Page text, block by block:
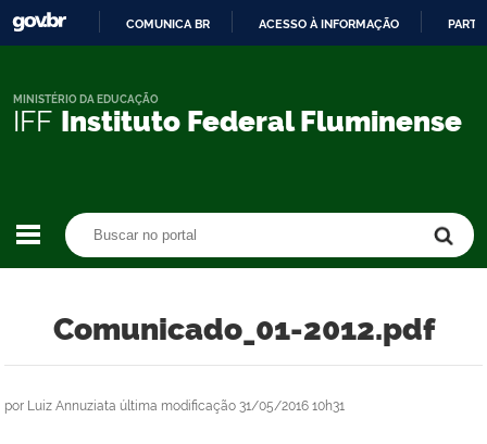
CONTEÚDO
COMUNICA BR ACESSO À INFORMAÇÃO
IFF Instituto Federal Fluminense
MINISTÉRIO DA EDUCAÇÃO
Comunicado_01-2012.pdf
por Luiz Annuziata última modificação 31/05/2016 10h31